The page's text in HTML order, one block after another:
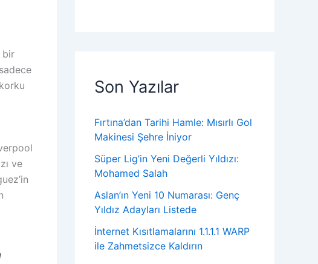
bir
ve
Son Yazılar
Fırtına’dan Tarihi Hamle: Mısırlı Gol
Makinesi Şehre İniyor
Süper Lig’in Yeni Değerli Yıldızı:
Mohamed Salah
Aslan’ın Yeni 10 Numarası: Genç
Yıldız Adayları Listede
İnternet Kısıtlamalarını 1.1.1.1 WARP
ile Zahmetsizce Kaldırın